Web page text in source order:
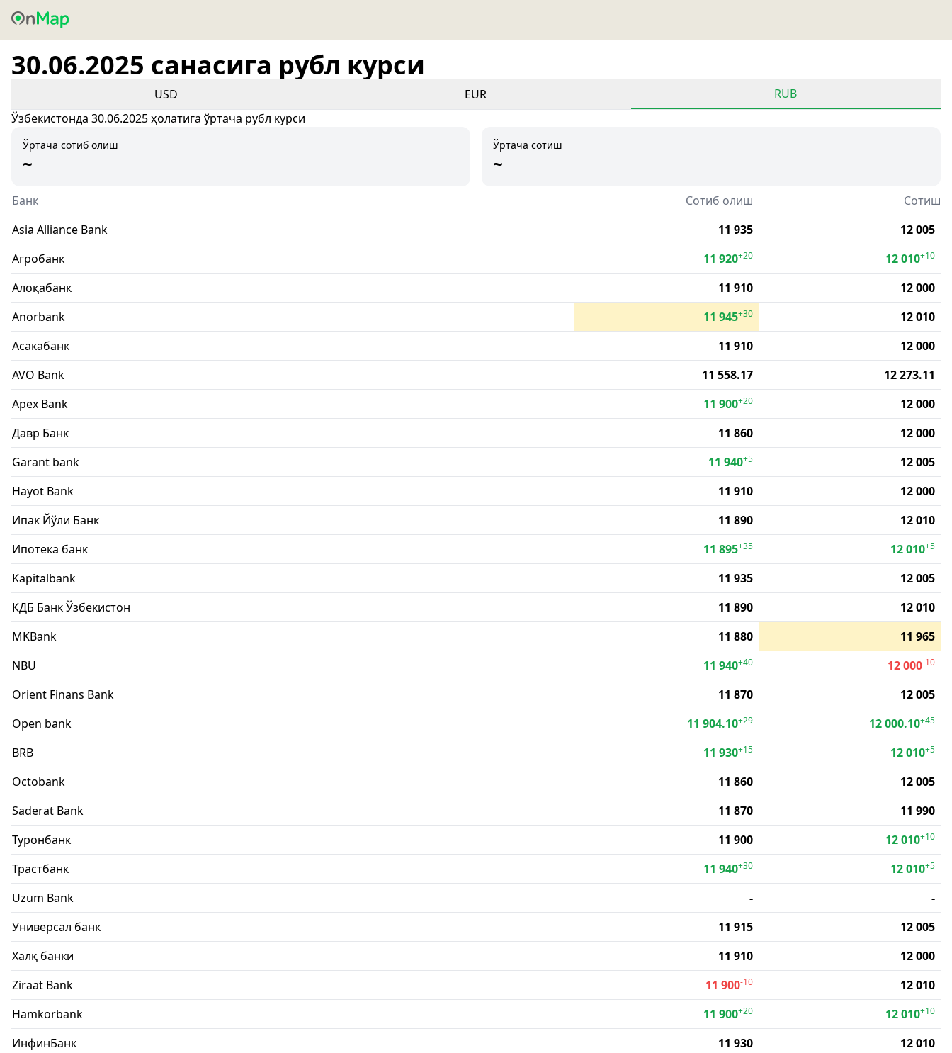
30.06.2025 санасига рубл курси
USD EUR
RUB
Ўзбекистонда 30.06.2025 ҳолатига ўртача рубл курси
Ўртача сотиб олиш
~
Ўртача сотиш
~
Банк Сотиб олиш
Сотиш
Asia Alliance Bank
11 935
12 005
Агробанк
11 920+20 12 010+10
Алоқабанк 11 910
12 000
Anorbank
11 945+30
12 010
Асакабанк
11 910
12 000
AVO Bank
11 558.17
12 273.11
Apex Bank
11 900+20
12 000
Давр Банк
11 860
12 000
Garant bank
11 940+5
12 005
Hayot Bank
11 910
12 000
Ипак Йўли Банк
11 890
12 010
Ипотека банк
11 895+35 12 010+5
Kapitalbank 11 935
12 005
КДБ Банк Ўзбекистон
11 890
12 010
MKBank
11 880
11 965
NBU
11 940+40 12 000-10
Orient Finans Bank 11 870
12 005
Open bank
11 904.10+29 12 000.10+45
BRB 11 930+15 12 010+5
Octobank 11 860
12 005
Saderat Bank
11 870
11 990
Туронбанк
11 900 12 010+10
Трастбанк 11 940+30 12 010+5
Uzum Bank -
-
Универсал банк
11 915
12 005
Халқ банки
11 910
12 000
Ziraat Bank
11 900-10
12 010
Hamkorbank
11 900+20 12 010+10
ИнфинБанк 11 930
12 010